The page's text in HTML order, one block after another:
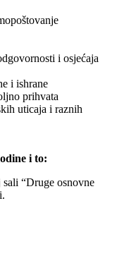
i osjećaja
i ishrane
prihvata
uticaja i raznih
i to:
“Druge osnovne